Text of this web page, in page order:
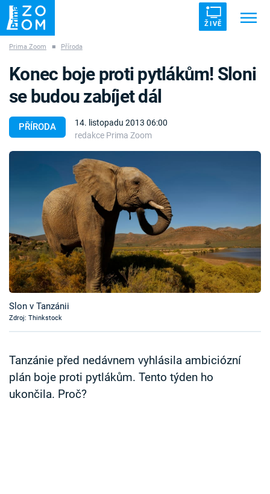
ŽIVĚ
ZÁHADY VETŘELCI DÁVNOVĚKU
Témata
Pořady
TV Program
Časopis
Sledujte prima+
Sledujte nás
Prima Zoom ■ Příroda
PŘÍRODA
14. listopadu 2013 06:00
redakce Prima Zoom
Konec boje proti pytlákům! Sloni
se budou zabíjet dál
Slon v Tanzánii
Zdroj: Thinkstock
Tanzánie před nedávnem vyhlásila ambiciózní
plán boje proti pytlákům. Tento týden ho
ukončila. Proč?